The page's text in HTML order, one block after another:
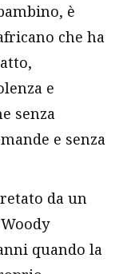
è
che ha
e
senza
e senza
da un
quando la